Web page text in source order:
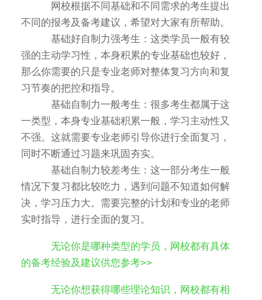
网校根据不同基础和不同需求的考生提出
不同的报考及备考建议，希望对大家有所帮助。
基础好自制力强考生：这类学员一般有较
强的主动学习性，本身积累的专业基础也较好，
那么你需要的只是专业老师对整体复习方向和复
习节奏的把控和指导。
基础自制力一般考生：很多考生都属于这
一类型，本身专业基础积累一般，学习主动性又
不强。这就需要专业老师引导你进行全面复习，
同时不断通过习题来巩固夯实。
基础自制力较差考生：这一部分考生一般
情况下复习都比较吃力，遇到问题不知道如何解
决，学习压力大。需要完整的计划和专业的老师
实时指导，进行全面的复习。
无论你是哪种类型的学员，网校都有具体
的备考经验及建议供您参考>>
无论你想获得哪些理论知识，网校都有相